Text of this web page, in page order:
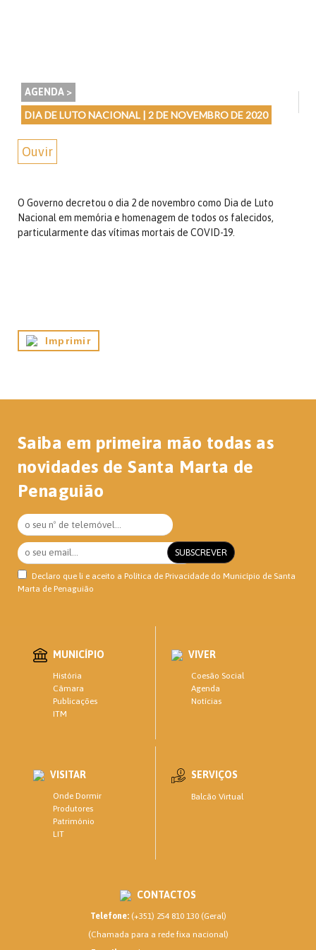
AGENDA >
DIA DE LUTO NACIONAL | 2 DE NOVEMBRO DE 2020
Ouvir
O Governo decretou o dia 2 de novembro como Dia de Luto
Nacional em memória e homenagem de todos os falecidos,
particularmente das vítimas mortais de COVID-19.
Imprimir
Saiba em primeira mão todas as
novidades de Santa Marta de
Penaguião
Declaro que li e aceito a Política de Privacidade do Município de Santa
Marta de Penaguião
MUNICÍPIO
História
Câmara
Publicações
ITM
VIVER
Coesão Social
Agenda
Notícias
VISITAR
Onde Dormir
Produtores
Património
LIT
SERVIÇOS
Balcão Virtual
CONTACTOS
Telefone:(+351) 254 810 130 (Geral)
(Chamada para a rede fixa nacional)